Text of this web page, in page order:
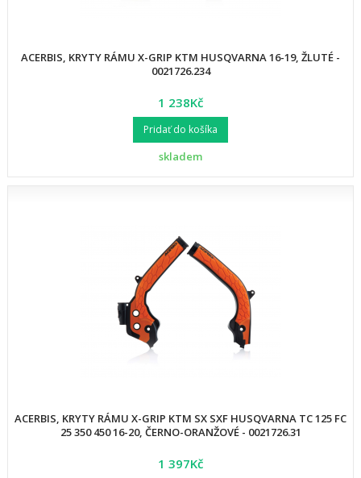
ACERBIS, KRYTY RÁMU X-GRIP KTM HUSQVARNA 16-19, ŽLUTÉ -
0021726.234
1 238Kč
Pridať do košíka
skladem
ACERBIS, KRYTY RÁMU X-GRIP KTM SX SXF HUSQVARNA TC 125 FC
25 350 450 16-20, ČERNO-ORANŽOVÉ - 0021726.31
1 397Kč